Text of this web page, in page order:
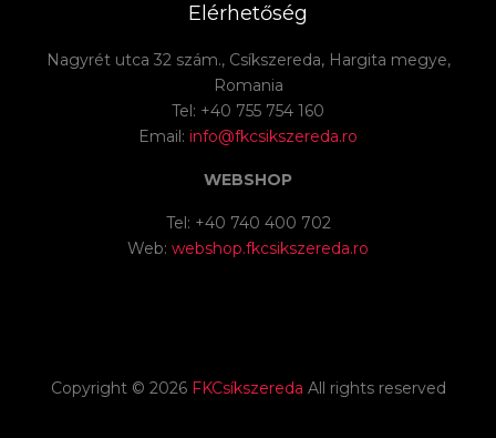
Elérhetőség
Nagyrét utca 32 szám., Csíkszereda, Hargita megye,
Romania
Tel: +40 755 754 160
Email: info@fkcsikszereda.ro
WEBSHOP
Tel: +40 740 400 702
Web: webshop.fkcsikszereda.ro
Copyright © 2026 FKCsíkszereda All rights reserved